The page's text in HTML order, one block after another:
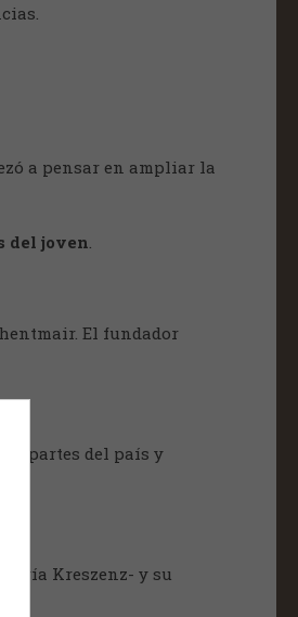
a pensar en ampliar la
del joven
El fundador
partes del país y
Kreszenz- y su